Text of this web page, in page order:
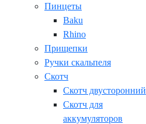
Пинцеты
Baku
Rhino
Прищепки
Ручки скальпеля
Скотч
Скотч двусторонний
Скотч для
аккумуляторов